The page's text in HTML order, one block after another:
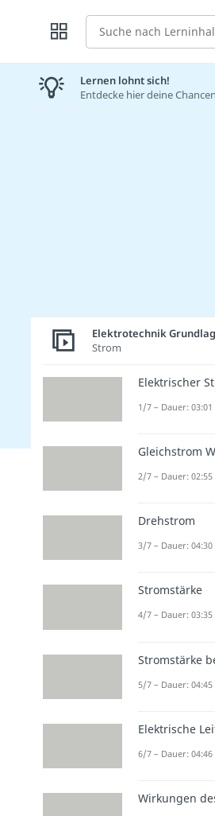
Suche
Lernen lohnt sich!
Entdecke hier deine
Elektrotechnik
Strom
Elektrischer
1/7 – Dauer: 03:01
Gleichstrom
2/7 – Dauer: 02:55
Drehstrom
3/7 – Dauer: 04:30
Stromstärke
4/7 – Dauer: 03:35
Stromstärke
5/7 – Dauer: 04:45
Elektrische
6/7 – Dauer: 04:46
Wirkungen